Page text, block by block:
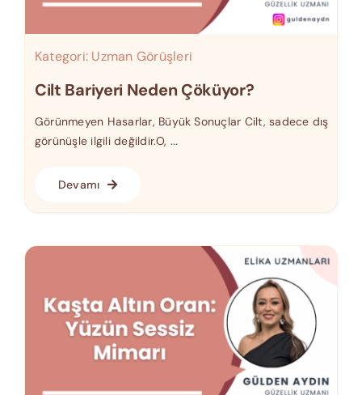
Kategori: Uzman Görüşleri
Cilt Bariyeri Neden Çöküyor?
Görünmeyen Hasarlar, Büyük Sonuçlar Cilt, sadece dış
görünüşle ilgili değildir.O, ...
Devamı